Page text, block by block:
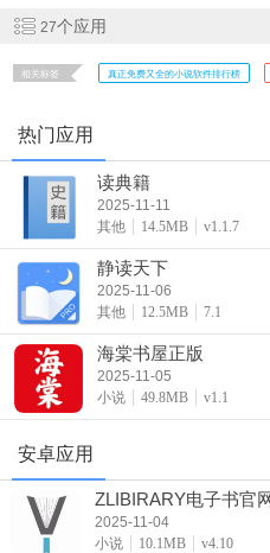
27个应用
相关标签 真正免费又全的小说软件排行榜
热门应用
读典籍
2025-11-11
其他
14.5MB v1.1.7
静读天下
2025-11-06
其他
12.5MB 7.1
海棠书屋正版
2025-11-05
小说
49.8MB v1.1
安卓应用
ZLIBIRARY电子书官
2025-11-04
小说
10.1MB v4.10